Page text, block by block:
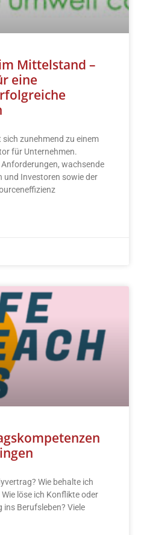
Mittelstand –
eine
zunehmend zu einem
für Unternehmen.
wachsende
und Investoren sowie der
Wie behalte ich
löse ich Konflikte oder
ins Berufsleben? Viele